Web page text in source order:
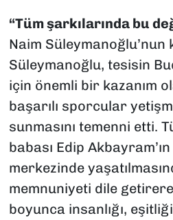
“Tüm şarkılarında bu
Naim
Süleymanoğlu, tesisin
için önemli bir kazanım
başarılı sporcular
sunmasını temenni etti.
babası Edip
merkezinde
memnuniyeti dile
boyunca insanlığı,